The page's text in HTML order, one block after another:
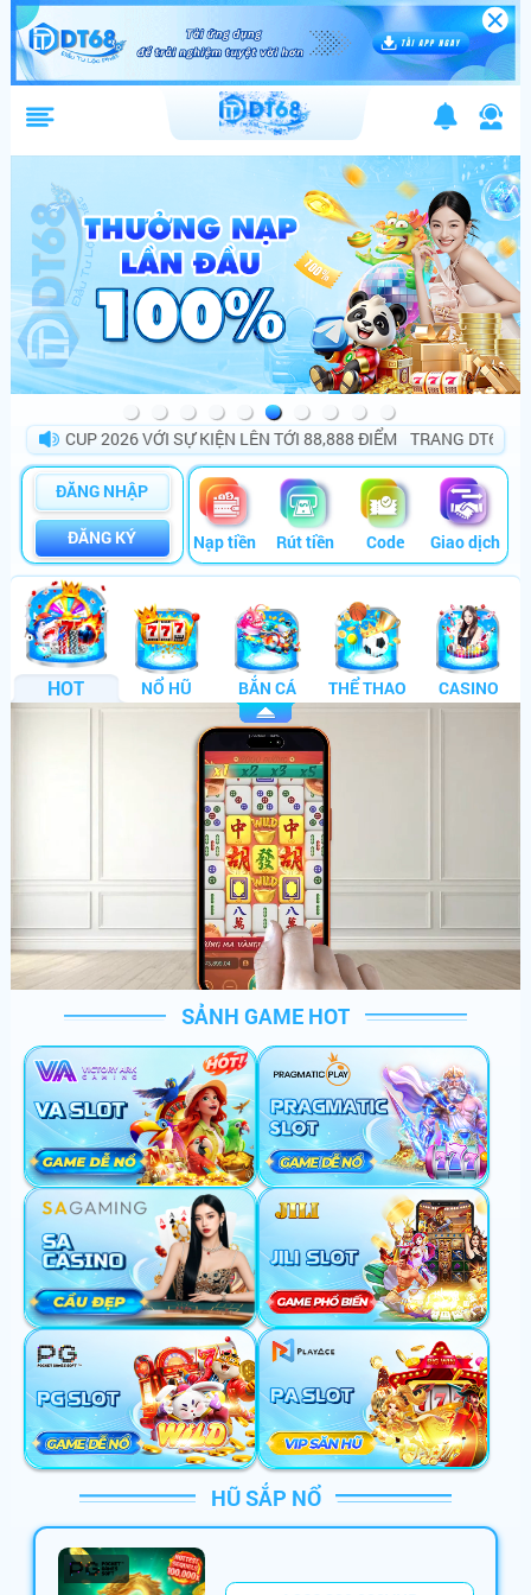
CUP 2026 VỚI SỰ KIỆN LÊN TỚI 88,888 ĐIỂM TRANG DT68
ĐĂNG NHẬP
ĐĂNG KÝ Nạp tiền Rút tiền Code Giao dịch
HOT NỔ HŨ BẮN CÁ THỂ THAO CASINO
SẢNH GAME HOT
HŨ SẮP NỔ